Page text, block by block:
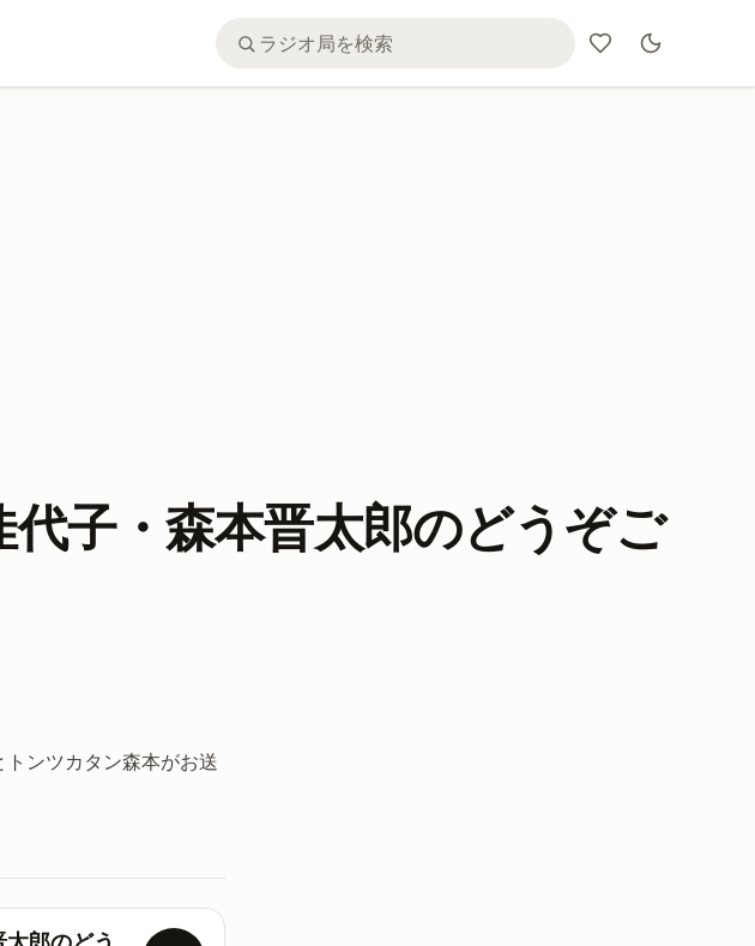
子・森本晋太郎のどうぞご
ンツカタン森本がお送